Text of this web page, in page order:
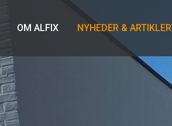
OM ALFIX NYHEDER & ARTIKLER